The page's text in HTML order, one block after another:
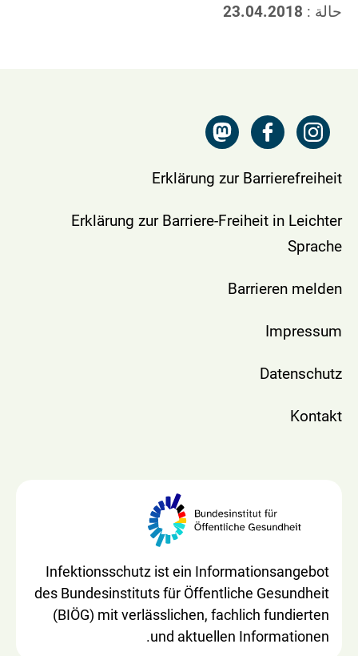
حالة : 23.04.2018
Erklärung zur Barrierefreiheit
Erklärung zur Barriere-Freiheit in Leichter
Sprache
Barrieren melden
Impressum
Datenschutz
Kontakt
Infektionsschutz ist ein Informationsangebot
des Bundesinstituts für Öffentliche Gesundheit
(BIÖG) mit verlässlichen, fachlich fundierten
und aktuellen Informationen.